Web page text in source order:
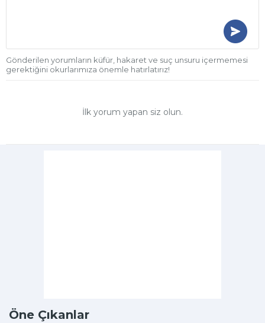
Gönderilen yorumların küfür, hakaret ve suç unsuru içermemesi
gerektiğini okurlarımıza önemle hatırlatırız!
İlk yorum yapan siz olun.
Öne Çıkanlar